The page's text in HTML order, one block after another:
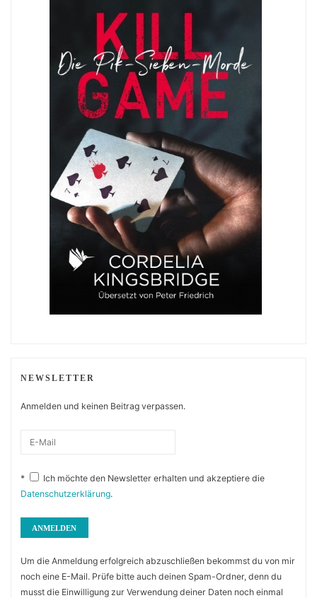
NEWSLETTER
Anmelden und keinen Beitrag verpassen.
*
Ich möchte den Newsletter erhalten und akzeptiere die
Datenschutzerklärung.
Um die Anmeldung erfolgreich abzuschließen bekommst du von mir
noch eine E-Mail. Prüfe bitte auch deinen Spam-Ordner, denn du
musst die Einwilligung zur Verwendung deiner Daten noch einmal